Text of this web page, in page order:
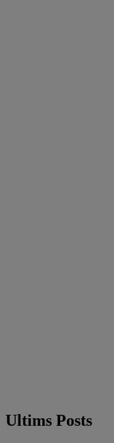
Ultims Posts